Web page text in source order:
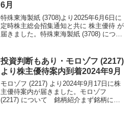
6月
特殊東海製紙 (3708)より2025年6月6日に
定時株主総会招集通知と共に 株主優待 が
届きました。特殊東海製紙 (3708) につい
は、特種製紙と東海パルプが...
投資判断もあり・モロゾフ (2217)
より株主優待案内到着2024年9月
モロゾフ (2217) より2024年9月17日に株
主優待案内が届きました。モロゾフ
(2217) について 銘柄紹介まず銘柄につ